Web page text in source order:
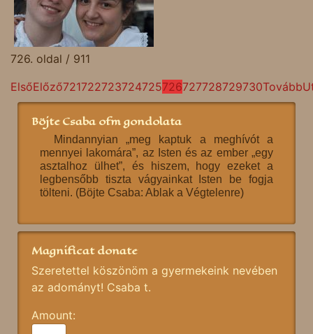
726. oldal / 911
ElsőElőző721722723724725726727728729730Tovább
Böjte Csaba ofm gondolata
Mindannyian „meg kaptuk a meghívót a
mennyei lakomára”, az Isten és az ember „egy
asztalhoz ülhet”, és hiszem, hogy ezeket a
legbensőbb tiszta vágyainkat Isten be fogja
tölteni. (Böjte Csaba: Ablak a Végtelenre)
Magnificat donate
Szeretettel köszönöm a gyermekeink nevében
az adományt! Csaba t.
Amount: